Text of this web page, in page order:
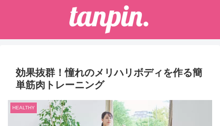
効果抜群！憧れのメリハリボディを作る簡
単筋肉トレーニング
HEALTHY